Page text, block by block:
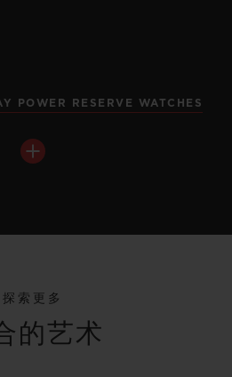
POWER RESERVE WATCHES
探索更多
的艺术